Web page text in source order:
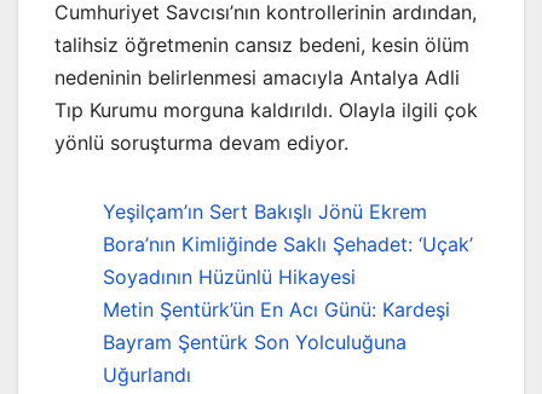
Cumhuriyet Savcısı’nın kontrollerinin ardından,
talihsiz öğretmenin cansız bedeni, kesin ölüm
nedeninin belirlenmesi amacıyla Antalya Adli
Tıp Kurumu morguna kaldırıldı. Olayla ilgili çok
yönlü soruşturma devam ediyor.
Yeşilçam’ın Sert Bakışlı Jönü Ekrem
Bora’nın Kimliğinde Saklı Şehadet: ‘Uçak’
Soyadının Hüzünlü Hikayesi
Metin Şentürk’ün En Acı Günü: Kardeşi
Bayram Şentürk Son Yolculuğuna
Uğurlandı